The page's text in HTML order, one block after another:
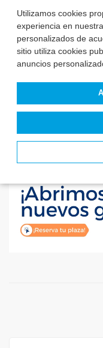
Utilizamos cookies
experiencia en
personalizados de
sitio utiliza cookies
anuncios
El Servicio de
de Castilla y
aprueba la